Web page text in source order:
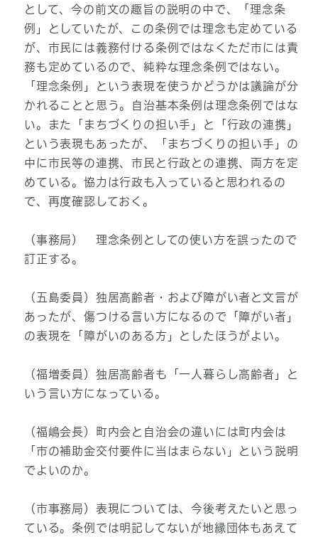
として、今の前文の趣旨の説明の中で、「理念条
例」としていたが、この条例では理念も定めている
が、市民には義務付ける条例ではなくただ市には責
務も定めているので、純粋な理念条例ではない。
「理念条例」という表現を使うかどうかは議論が分
かれることと思う。自治基本条例は理念条例ではな
い。また「まちづくりの担い手」と「行政の連携」
という表現もあったが、「まちづくりの担い手」の
中に市民等の連携、市民と行政との連携、両方を定
めている。協力は行政も入っていると思われるの
で、再度確認しておく。
（事務局） 理念条例としての使い方を誤ったので
訂正する。
（五島委員）独居高齢者・および障がい者と文言が
あったが、傷つける言い方になるので「障がい者」
の表現を「障がいのある方」としたほうがよい。
（福増委員）独居高齢者も「一人暮らし高齢者」と
いう言い方になっている。
（福嶋会長）町内会と自治会の違いには町内会は
「市の補助金交付要件に当はまらない」という説明
でよいのか。
（市事務局）表現については、今後考えたいと思っ
ている。条例では明記してないが地縁団体もあえて